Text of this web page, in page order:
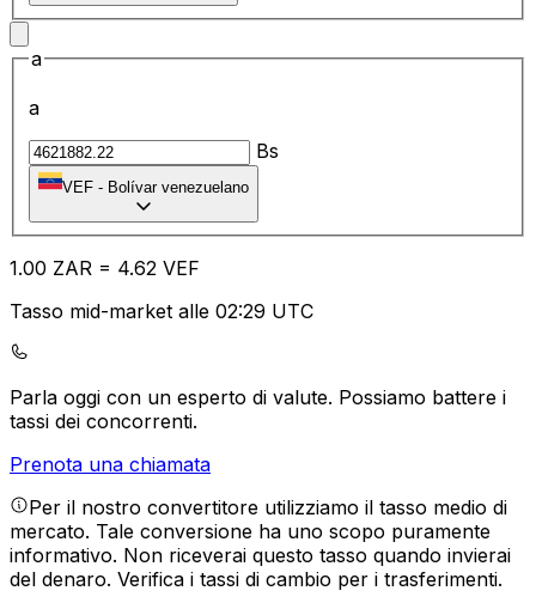
a
a
Bs
VEF - Bolívar venezuelano
1.00 ZAR = 4.62 VEF
Tasso mid-market alle 02:29 UTC
Parla oggi con un esperto di valute. Possiamo battere i
tassi dei concorrenti.
Prenota una chiamata
Per il nostro convertitore utilizziamo il tasso medio di
mercato. Tale conversione ha uno scopo puramente
informativo. Non riceverai questo tasso quando invierai
del denaro. Verifica i tassi di cambio per i trasferimenti.